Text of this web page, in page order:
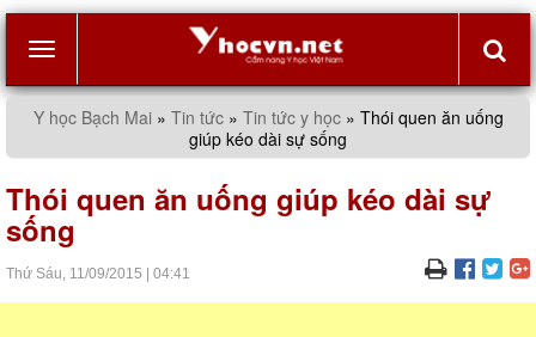
Y học Bạch Mai» Tin tức» Tin tức y học» Thói quen ăn uống
giúp kéo dài sự sống
Thói quen ăn uống giúp kéo dài sự
sống
Thứ Sáu, 11/09/2015 04:41